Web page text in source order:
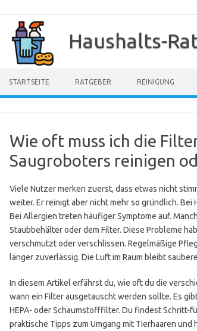
springen
Haushalts-
STARTSEITE RATGEBER REINIGUNG
Wie oft muss ich die
Saugroboters reinigen
Viele Nutzer merken zuerst, dass etwas nicht
weiter. Er reinigt aber nicht mehr so gründlich.
Bei Allergien treten häufiger Symptome auf.
Staubbehälter oder dem Filter. Diese Probleme
verschmutzt oder verschlissen. Regelmäßige
länger zuverlässig. Die Luft im Raum bleibt
In diesem Artikel erfährst du, wie oft du die
wann ein Filter ausgetauscht werden sollte. Es
HEPA- oder Schaumstofffilter. Du findest Schritt-
praktische Tipps zum Umgang mit Tierhaaren